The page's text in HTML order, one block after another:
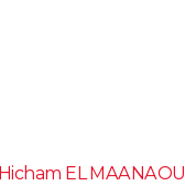
Hicham EL MAANAOUI